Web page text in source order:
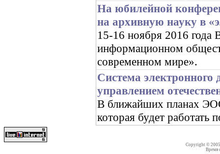
На юбилейной
на архивную науку в
15-16 ноября 2016
информационном
современном мире».
Система
управлением
В ближайших планах
которая будет
Copyright ©
Время